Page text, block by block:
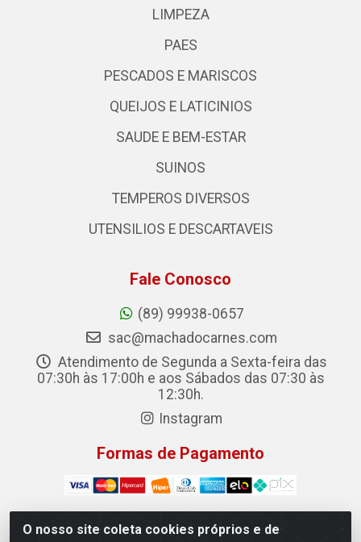
O nosso site coleta cookies próprios e de
LIMPEZA
PAES
PESCADOS E MARISCOS
QUEIJOS E LATICINIOS
SAUDE E BEM-ESTAR
SUINOS
TEMPEROS DIVERSOS
UTENSILIOS E DESCARTAVEIS
Fale Conosco
(89) 99938-0657
sac@machadocarnes.com
Atendimento de Segunda a Sexta-feira das
07:30h às 17:00h e aos Sábados das 07:30 às
12:30h.
Instagram
Formas de Pagamento